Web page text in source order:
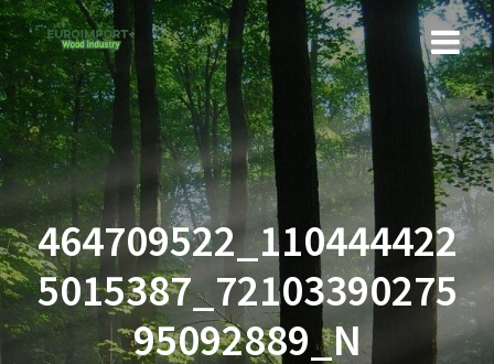
464709522_110444422
5015387_72103390275
95092889_N